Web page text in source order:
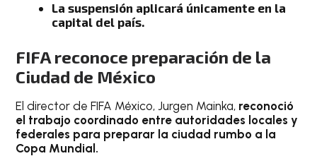
La suspensión aplicará únicamente en la
capital del país.
FIFA reconoce preparación de la
Ciudad de México
El director de FIFA México, Jurgen Mainka, reconoció
el trabajo coordinado entre autoridades locales y
federales para preparar la ciudad rumbo a la
Copa Mundial.